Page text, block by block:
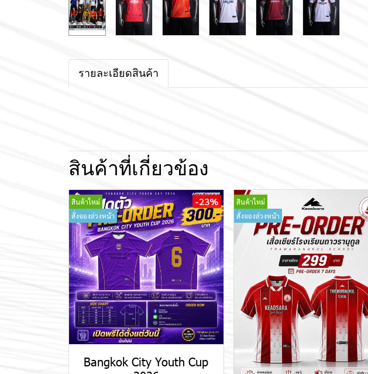
รายละเอียดสินค้า
สินค้าที่เกี่ยวข้อง
สินค้าใหม่
สั่งจองล่วงหน้า
-23%
Bangkok City Youth Cup
สินค้าใหม่
สั่งจองล่วงหน้า